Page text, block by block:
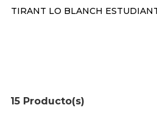
TIRANT LO BLANCH
15 Producto(s)